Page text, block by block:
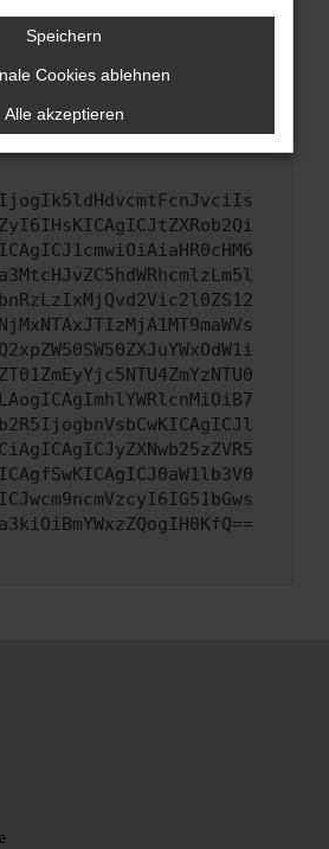
den Webseitenbetreiber.
genannten Schritte versucht
uns bitte. Wir werden
Problem zu beheben. Du kannst
schicken, um uns bei der
Speichern
Cookies ablehnen
Alle akzeptieren